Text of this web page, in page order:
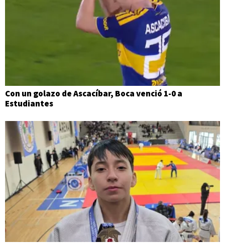
Con un golazo de Ascacíbar, Boca venció 1-0 a
Estudiantes